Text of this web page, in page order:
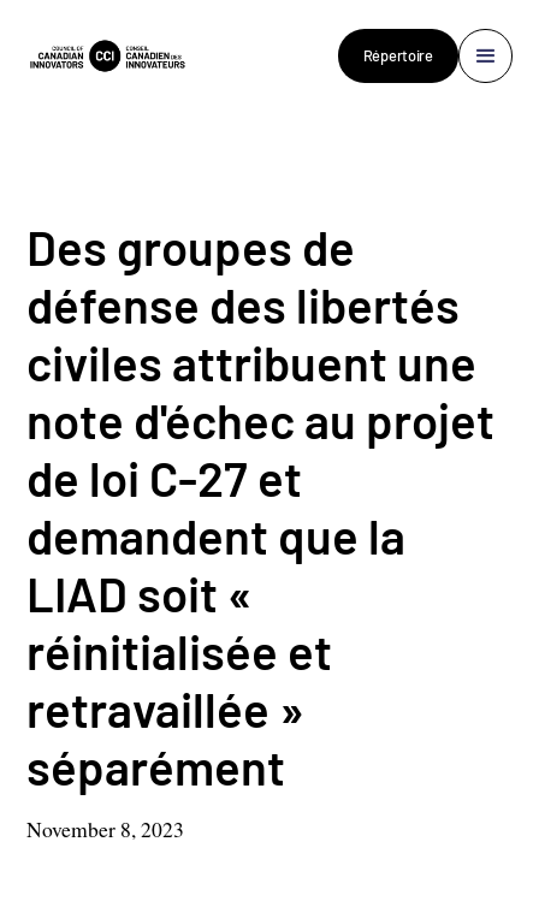
Répertoire
Des groupes de
défense des libertés
civiles attribuent une
note d'échec au projet
de loi C-27 et
demandent que la
LIAD soit «
réinitialisée et
retravaillée »
séparément
November 8, 2023